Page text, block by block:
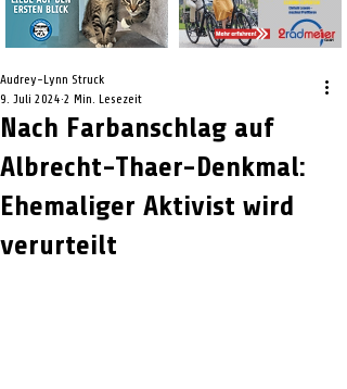
Nach Farbanschlag auf
Albrecht-Thaer-Denkmal:
Ehemaliger Aktivist wird
verurteilt
Audrey-Lynn Struck
9. Juli 2024 2 Min. Lesezeit